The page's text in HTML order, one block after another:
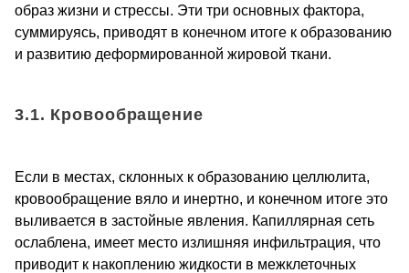
образ жизни и стрессы. Эти три основных фактора,
суммируясь, приводят в конечном итоге к образованию
и развитию деформированной жировой ткани.
3.1. Кровообращение
Если в местах, склонных к образованию целлюлита,
кровообращение вяло и инертно, и конечном итоге это
выливается в застойные явления. Капиллярная сеть
ослаблена, имеет место излишняя инфильтрация, что
приводит к накоплению жидкости в межклеточных